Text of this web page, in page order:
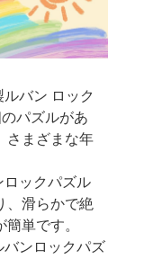
バン ロック
パズルがあ
さまざまな年
ロックパズル
、滑らかで絶
単です。
バンロックパズ